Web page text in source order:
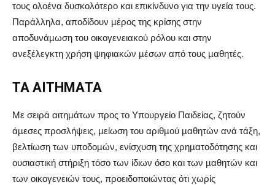
τους ολοένα δυσκολότερο και επικίνδυνο για την υγεία τους.
Παράλληλα, αποδίδουν µέρος της κρίσης στην
αποδυνάµωση του οικογενειακού ρόλου και στην
ανεξέλεγκτη χρήση ψηφιακών µέσων από τους µαθητές.
ΤΑ ΑΙΤΗΜΑΤΑ
Με σειρά αιτηµάτων προς το Υπουργείο Παιδείας, ζητούν
άµεσες προσλήψεις, µείωση του αριθµού µαθητών ανά τάξη,
βελτίωση των υποδοµών, ενίσχυση της χρηµατοδότησης και
ουσιαστική στήριξη τόσο των ίδιων όσο και των µαθητών και
των οικογενειών τους, προειδοποιώντας ότι χωρίς